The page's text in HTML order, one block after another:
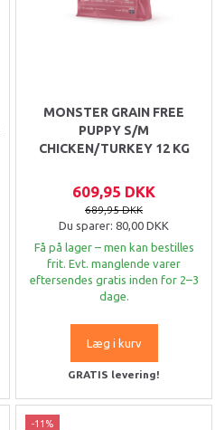
MONSTER GRAIN FREE
PUPPY S/M
CHICKEN/TURKEY 12 KG
609,95 DKK
689,95 DKK
Du sparer: 80,00 DKK
Få på lager – men kan bestilles
frit. Evt. manglende varer
eftersendes gratis inden for 2–3
dage.
Læg i kurv
GRATIS levering!
-11%